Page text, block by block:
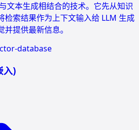
文本生成相结合的技术。它先从知识
检索结果作为上下文输入给 LLM 生成
提供最新信息。
database
入)